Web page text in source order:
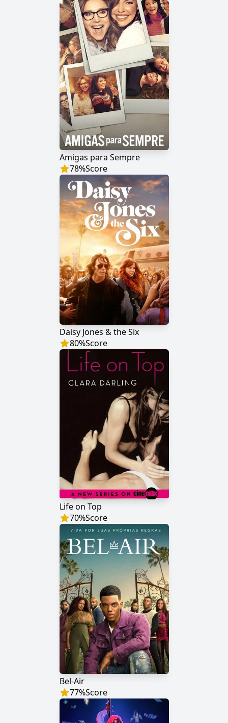
Amigas para Sempre
78%Score
Daisy Jones & the Six
80%Score
Life on Top
70%Score
Bel-Air
77%Score